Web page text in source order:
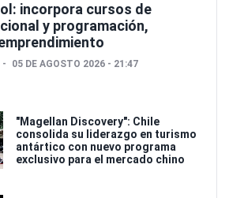
incorpora cursos de
y programación,
05 DE AGOSTO 2026 - 21:47
"Magellan Discovery": Chile
consolida su liderazgo en turismo
antártico con nuevo programa
exclusivo para el mercado chino